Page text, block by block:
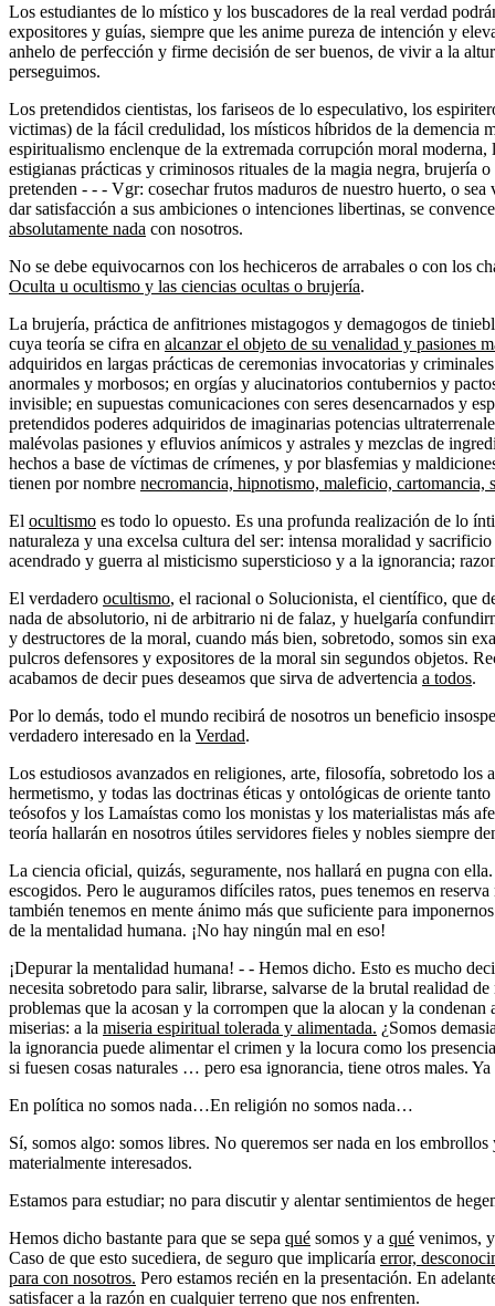
Los estudiantes de lo místico y los buscadores de la real verdad
expositores y guías, siempre que les anime pureza de intención y
anhelo de perfección y firme decisión de ser buenos, de vivir a la
perseguimos.
Los pretendidos cientistas, los fariseos de lo especulativo, los
victimas) de la fácil credulidad, los místicos híbridos de la demencia
espiritualismo enclenque de la extremada corrupción moral moderna,
estigianas prácticas y criminosos rituales de la magia negra, brujería
pretenden - - - Vgr: cosechar frutos maduros de nuestro huerto, o sea
dar satisfacción a sus ambiciones o intenciones libertinas, se
absolutamente nada con nosotros.
No se debe equivocarnos con los hechiceros de arrabales o con los
Oculta u ocultismo y las ciencias ocultas o brujería.
La brujería, práctica de anfitriones mistagogos y demagogos de
cuya teoría se cifra en alcanzar el objeto de su venalidad y pasiones
adquiridos en largas prácticas de ceremonias invocatorias y
anormales y morbosos; en orgías y alucinatorios contubernios y
invisible; en supuestas comunicaciones con seres desencarnados y
pretendidos poderes adquiridos de imaginarias potencias
malévolas pasiones y efluvios anímicos y astrales y mezclas de
hechos a base de víctimas de crímenes, y por blasfemias y
tienen por nombre necromancia, hipnotismo, maleficio, cartomancia,
El ocultismo es todo lo opuesto. Es una profunda realización de lo
naturaleza y una excelsa cultura del ser: intensa moralidad y
acendrado y guerra al misticismo supersticioso y a la ignorancia;
El verdadero ocultismo, el racional o Solucionista, el científico, que
nada de absolutorio, ni de arbitrario ni de falaz, y huelgaría
y destructores de la moral, cuando más bien, sobretodo, somos sin
pulcros defensores y expositores de la moral sin segundos objetos.
acabamos de decir pues deseamos que sirva de advertencia a todos.
Por lo demás, todo el mundo recibirá de nosotros un beneficio
verdadero interesado en la Verdad.
Los estudiosos avanzados en religiones, arte, filosofía, sobretodo los
hermetismo, y todas las doctrinas éticas y ontológicas de oriente
teósofos y los Lamaístas como los monistas y los materialistas más
teoría hallarán en nosotros útiles servidores fieles y nobles siempre
La ciencia oficial, quizás, seguramente, nos hallará en pugna con
escogidos. Pero le auguramos difíciles ratos, pues tenemos en
también tenemos en mente ánimo más que suficiente para
de la mentalidad humana. ¡No hay ningún mal en eso!
¡Depurar la mentalidad humana! - - Hemos dicho. Esto es mucho
necesita sobretodo para salir, librarse, salvarse de la brutal realidad
problemas que la acosan y la corrompen que la alocan y la condenan
miserias: a la miseria espiritual tolerada y alimentada. ¿Somos
la ignorancia puede alimentar el crimen y la locura como los
si fuesen cosas naturales … pero esa ignorancia, tiene otros males.
En política no somos nada…En religión no somos nada…
Sí, somos algo: somos libres. No queremos ser nada en los
materialmente interesados.
Estamos para estudiar; no para discutir y alentar sentimientos de
Hemos dicho bastante para que se sepa qué somos y a qué venimos,
Caso de que esto sucediera, de seguro que implicaría error,
para con nosotros. Pero estamos recién en la presentación. En
satisfacer a la razón en cualquier terreno que nos enfrenten.